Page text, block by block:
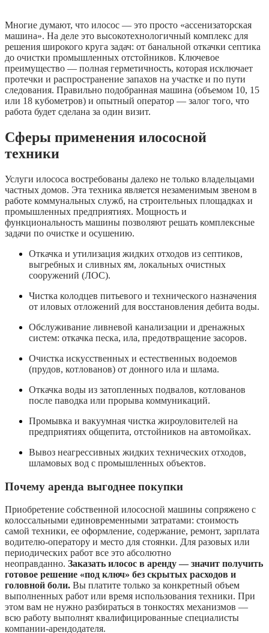
Многие думают, что илосос — это просто «ассенизаторская
машина». На деле это высокотехнологичный комплекс для
решения широкого круга задач: от банальной откачки септика
до очистки промышленных отстойников. Ключевое
преимущество — полная герметичность, которая исключает
протечки и распространение запахов на участке и по пути
следования. Правильно подобранная машина (объемом 10, 15
или 18 кубометров) и опытный оператор — залог того, что
работа будет сделана за один визит.
Сферы применения илососной
техники
Услуги илососа востребованы далеко не только владельцами
частных домов. Эта техника является незаменимым звеном в
работе коммунальных служб, на строительных площадках и
промышленных предприятиях. Мощность и
функциональность машины позволяют решать комплексные
задачи по очистке и осушению.
Откачка и утилизация жидких отходов из септиков,
выгребных и сливных ям, локальных очистных
сооружений (ЛОС).
Чистка колодцев питьевого и технического назначения
от иловых отложений для восстановления дебита воды.
Обслуживание ливневой канализации и дренажных
систем: откачка песка, ила, предотвращение засоров.
Очистка искусственных и естественных водоемов
(прудов, котлованов) от донного ила и шлама.
Откачка воды из затопленных подвалов, котлованов
после паводка или прорыва коммуникаций.
Промывка и вакуумная чистка жироуловителей на
предприятиях общепита, отстойников на автомойках.
Вывоз неагрессивных жидких технических отходов,
шламовых вод с промышленных объектов.
Почему аренда выгоднее покупки
Приобретение собственной илососной машины сопряжено с
колоссальными единовременными затратами: стоимость
самой техники, ее оформление, содержание, ремонт, зарплата
водителю-оператору и место для стоянки. Для разовых или
периодических работ все это абсолютно
неоправданно. Заказать илосос в аренду — значит получить
готовое решение «под ключ» без скрытых расходов и
головной боли. Вы платите только за конкретный объем
выполненных работ или время использования техники. При
этом вам не нужно разбираться в тонкостях механизмов —
всю работу выполнят квалифицированные специалисты
компании-арендодателя.